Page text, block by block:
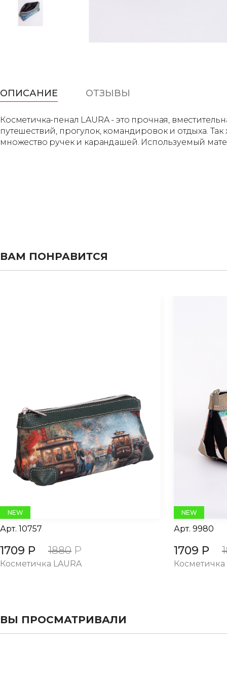
ОПИСАНИЕ ОТЗЫВЫ
Косметичка-пенал LAURA - это прочная,
путешествий, прогулок, командировок и отдыха.
множество ручек и карандашей. Используемый
ВАМ ПОНРАВИТСЯ
NEW
Арт. 10757
1709 Р 1880 Р
Косметичка LAURA
NEW
Арт. 9980
1709 Р
Косметичка
ВЫ ПРОСМАТРИВАЛИ